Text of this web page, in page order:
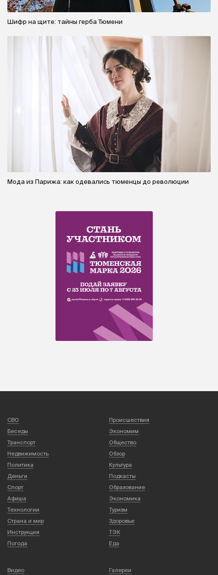
Шифр на щите: тайны герба Тюмени
Мода из Парижа: как одевались тюменцы до революции
СВО
Происшествия
Беседы
Экономим
Транспорт
Общество
Недвижимость
Обзор
Политика
Культура
Деньги
Подкасты
Спорт
Образование
Афиша
Экономика
Технологии
Туризм
Страна и мир
Здоровье
Инструкция
ТЭК
Погода
Еда
Видео
Галереи